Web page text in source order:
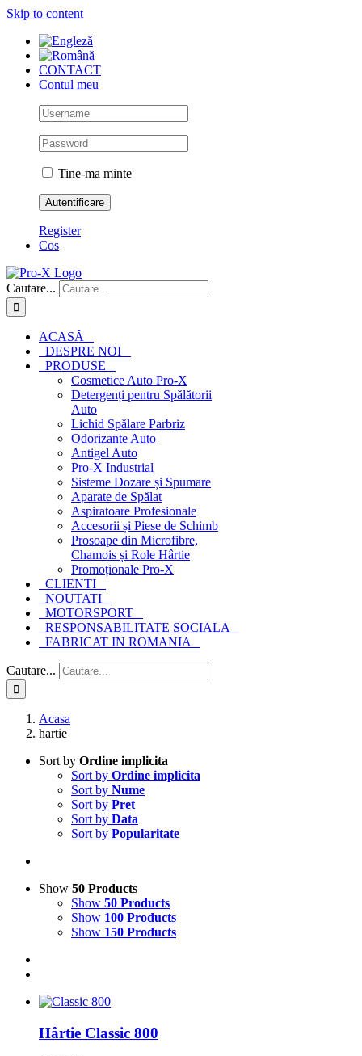
Skip to content
CONTACT
Contul meu
Tine-ma minte
Register
Cos
Cautare...
ACASĂ
DESPRE NOI
PRODUSE
Cosmetice Auto Pro-X
Detergenți pentru Spălătorii
Auto
Lichid Spălare Parbriz
Odorizante Auto
Antigel Auto
Pro-X Industrial
Sisteme Dozare și Spumare
Aparate de Spălat
Aspiratoare Profesionale
Accesorii și Piese de Schimb
Prosoape din Microfibre,
Chamois și Role Hârtie
Promoționale Pro-X
CLIENTI
NOUTATI
MOTORSPORT
RESPONSABILITATE SOCIALA
FABRICAT IN ROMANIA
Cautare...
Acasa
hartie
Sort by Ordine implicita
Sort by Ordine implicita
Sort by Nume
Sort by Pret
Sort by Data
Sort by Popularitate
Show 50 Products
Show 50 Products
Show 100 Products
Show 150 Products
Hârtie Classic 800